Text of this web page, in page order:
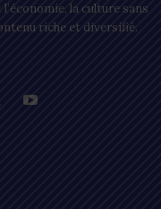
la culture sans
riche et diversifié.